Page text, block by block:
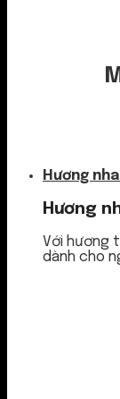
Hương
Hương
Với hương
dành cho